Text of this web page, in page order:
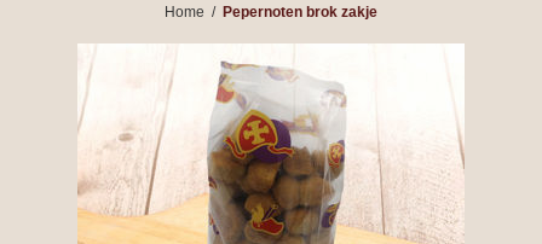
Home / Pepernoten brok zakje